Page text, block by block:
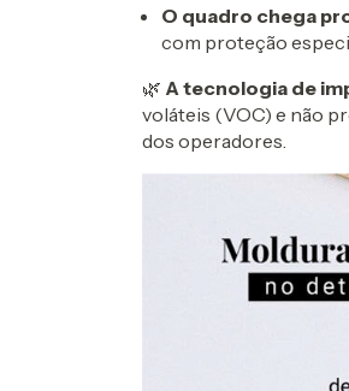
O quadro chega
com proteção
🌿 A tecnologia de
voláteis (VOC) e não
dos operadores.